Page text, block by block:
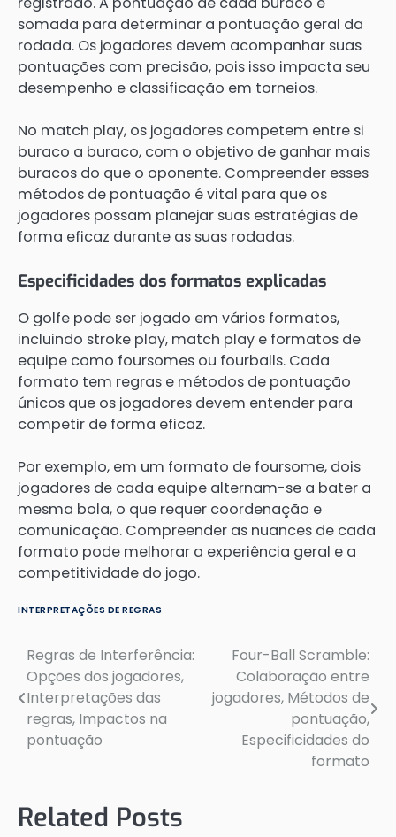
somada para determinar a pontuação geral da
rodada. Os jogadores devem acompanhar suas
pontuações com precisão, pois isso impacta seu
desempenho e classificação em torneios.
No match play, os jogadores competem entre si
buraco a buraco, com o objetivo de ganhar mais
buracos do que o oponente. Compreender esses
métodos de pontuação é vital para que os
jogadores possam planejar suas estratégias de
forma eficaz durante as suas rodadas.
Especificidades dos formatos explicadas
O golfe pode ser jogado em vários formatos,
incluindo stroke play, match play e formatos de
equipe como foursomes ou fourballs. Cada
formato tem regras e métodos de pontuação
únicos que os jogadores devem entender para
competir de forma eficaz.
Por exemplo, em um formato de foursome, dois
jogadores de cada equipe alternam-se a bater a
mesma bola, o que requer coordenação e
comunicação. Compreender as nuances de cada
formato pode melhorar a experiência geral e a
competitividade do jogo.
INTERPRETAÇÕES DE REGRAS
Post
navigation
Regras de Interferência:
Opções dos jogadores,
Interpretações das
regras, Impactos na
pontuação
Four-Ball Scramble:
Colaboração entre
jogadores, Métodos de
pontuação,
Especificidades do
formato
Related Posts